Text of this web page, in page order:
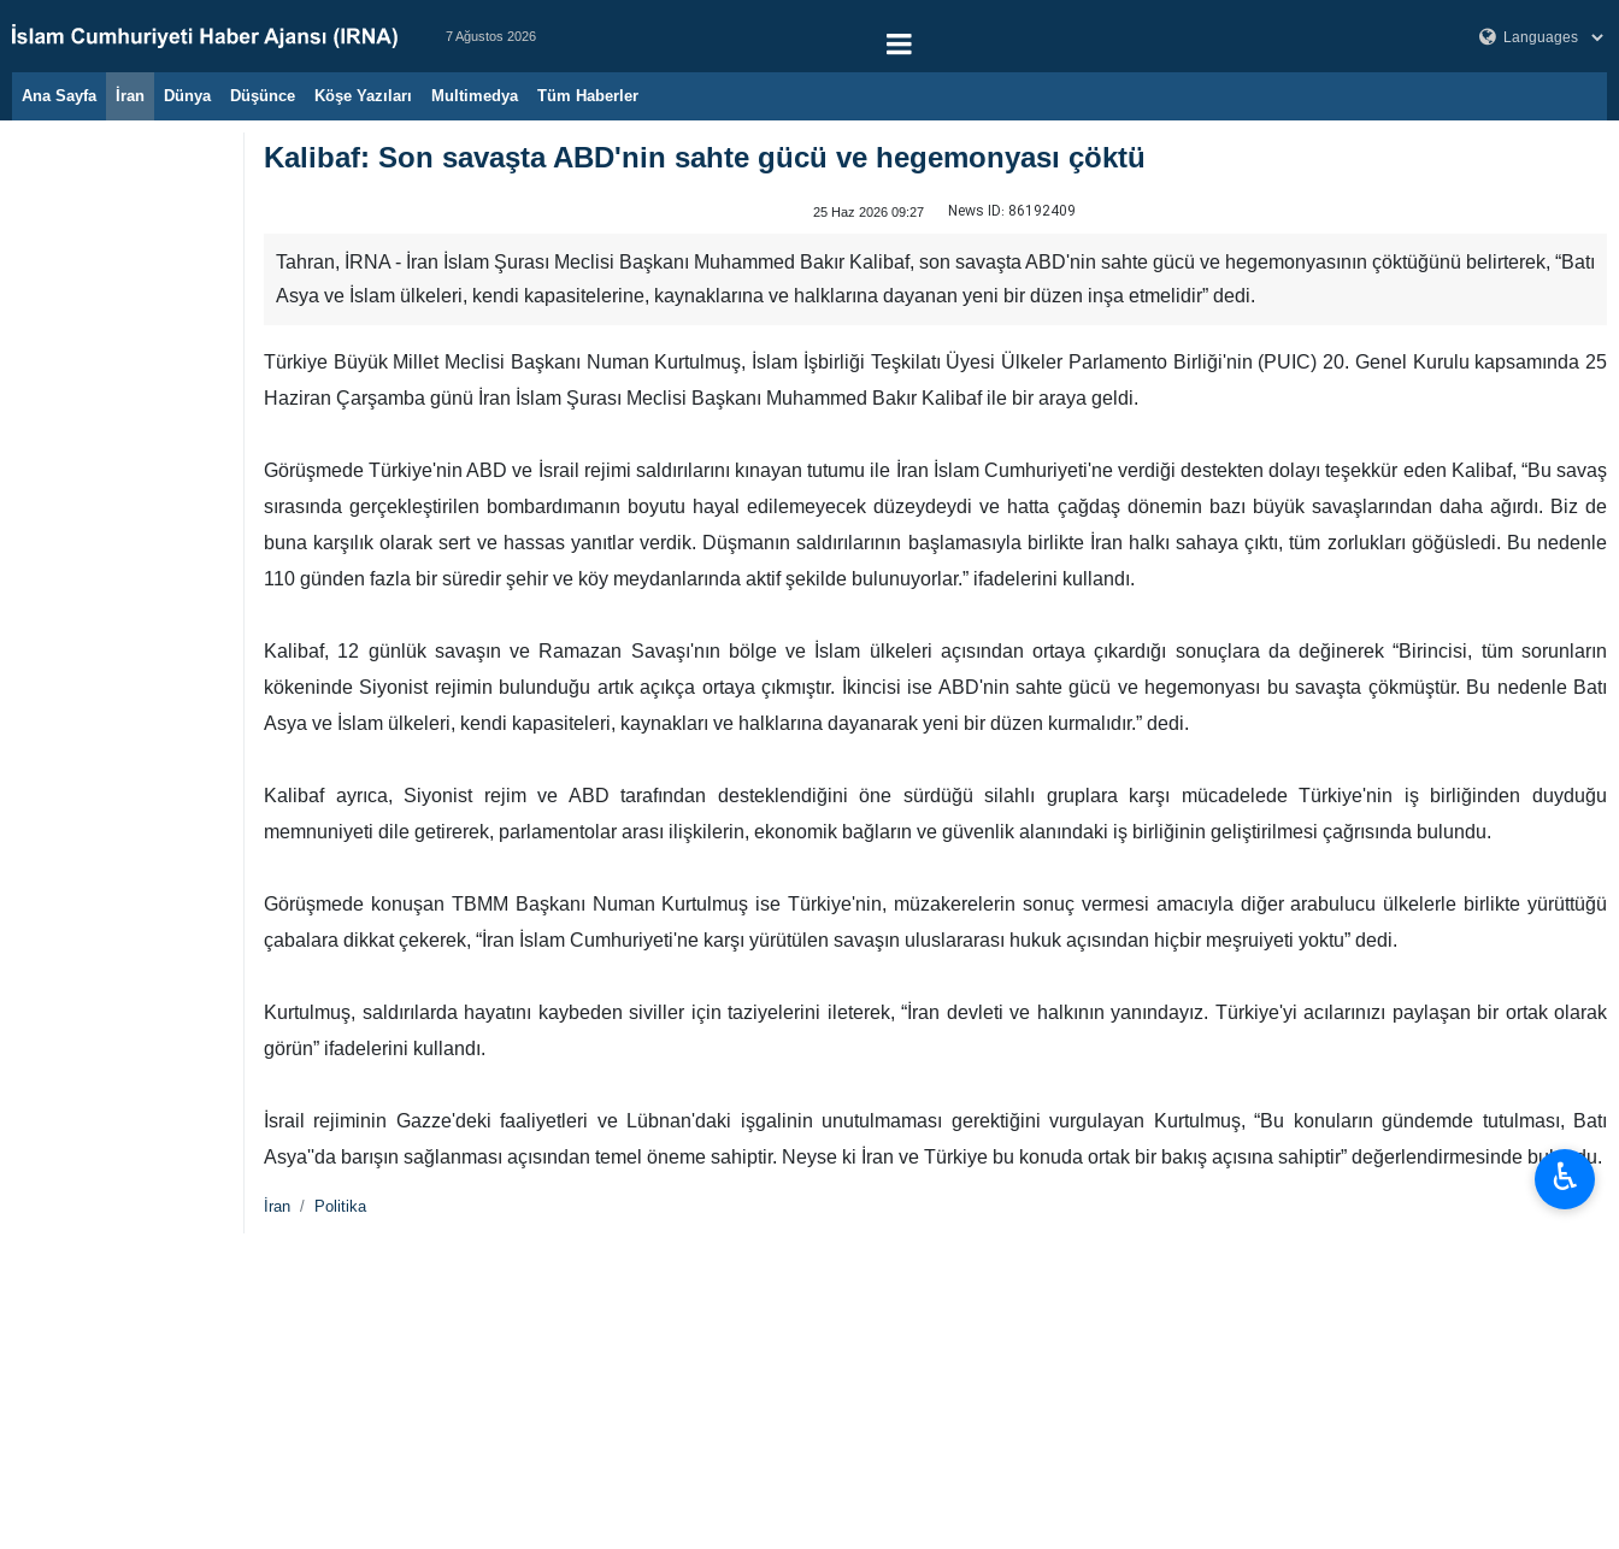
7 Ağustos 2026
Ana Sayfa İran Dünya Düşünce Köşe Yazıları Multimedya Tüm Haberler
Kalibaf: Son savaşta ABD'nin sahte gücü ve hegemonyası çöktü
25 Haz 2026 09:27 News ID: 86192409
Tahran, İRNA - İran İslam Şurası Meclisi Başkanı Muhammed Bakır Kalibaf, son savaşta ABD'nin sahte gücü ve hegemonyasının çöktüğünü belirterek, “Batı
Asya ve İslam ülkeleri, kendi kapasitelerine, kaynaklarına ve halklarına dayanan yeni bir düzen inşa etmelidir” dedi.
Türkiye Büyük Millet Meclisi Başkanı Numan Kurtulmuş, İslam İşbirliği Teşkilatı Üyesi Ülkeler Parlamento Birliği'nin (PUIC) 20. Genel Kurulu kapsamında 25
Haziran Çarşamba günü İran İslam Şurası Meclisi Başkanı Muhammed Bakır Kalibaf ile bir araya geldi.
Görüşmede Türkiye'nin ABD ve İsrail rejimi saldırılarını kınayan tutumu ile İran İslam Cumhuriyeti'ne verdiği destekten dolayı teşekkür eden Kalibaf, “Bu savaş
sırasında gerçekleştirilen bombardımanın boyutu hayal edilemeyecek düzeydeydi ve hatta çağdaş dönemin bazı büyük savaşlarından daha ağırdı. Biz de
buna karşılık olarak sert ve hassas yanıtlar verdik. Düşmanın saldırılarının başlamasıyla birlikte İran halkı sahaya çıktı, tüm zorlukları göğüsledi. Bu nedenle
110 günden fazla bir süredir şehir ve köy meydanlarında aktif şekilde bulunuyorlar.” ifadelerini kullandı.
Kalibaf, 12 günlük savaşın ve Ramazan Savaşı'nın bölge ve İslam ülkeleri açısından ortaya çıkardığı sonuçlara da değinerek “Birincisi, tüm sorunların
kökeninde Siyonist rejimin bulunduğu artık açıkça ortaya çıkmıştır. İkincisi ise ABD'nin sahte gücü ve hegemonyası bu savaşta çökmüştür. Bu nedenle Batı
Asya ve İslam ülkeleri, kendi kapasiteleri, kaynakları ve halklarına dayanarak yeni bir düzen kurmalıdır.” dedi.
Kalibaf ayrıca, Siyonist rejim ve ABD tarafından desteklendiğini öne sürdüğü silahlı gruplara karşı mücadelede Türkiye'nin iş birliğinden duyduğu
memnuniyeti dile getirerek, parlamentolar arası ilişkilerin, ekonomik bağların ve güvenlik alanındaki iş birliğinin geliştirilmesi çağrısında bulundu.
Görüşmede konuşan TBMM Başkanı Numan Kurtulmuş ise Türkiye'nin, müzakerelerin sonuç vermesi amacıyla diğer arabulucu ülkelerle birlikte yürüttüğü
çabalara dikkat çekerek, “İran İslam Cumhuriyeti'ne karşı yürütülen savaşın uluslararası hukuk açısından hiçbir meşruiyeti yoktu” dedi.
Kurtulmuş, saldırılarda hayatını kaybeden siviller için taziyelerini ileterek, “İran devleti ve halkının yanındayız. Türkiye'yi acılarınızı paylaşan bir ortak olarak
görün” ifadelerini kullandı.
İsrail rejiminin Gazze'deki faaliyetleri ve Lübnan'daki işgalinin unutulmaması gerektiğini vurgulayan Kurtulmuş, “Bu konuların gündemde tutulması, Batı
Asya''da barışın sağlanması açısından temel öneme sahiptir. Neyse ki İran ve Türkiye bu konuda ortak bir bakış açısına sahiptir” değerlendirmesinde bulundu.
İran Politika
♿︎